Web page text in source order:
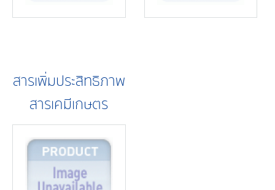
สารเพิ่มประสิทธิภาพ
สารเคมีเกษตร